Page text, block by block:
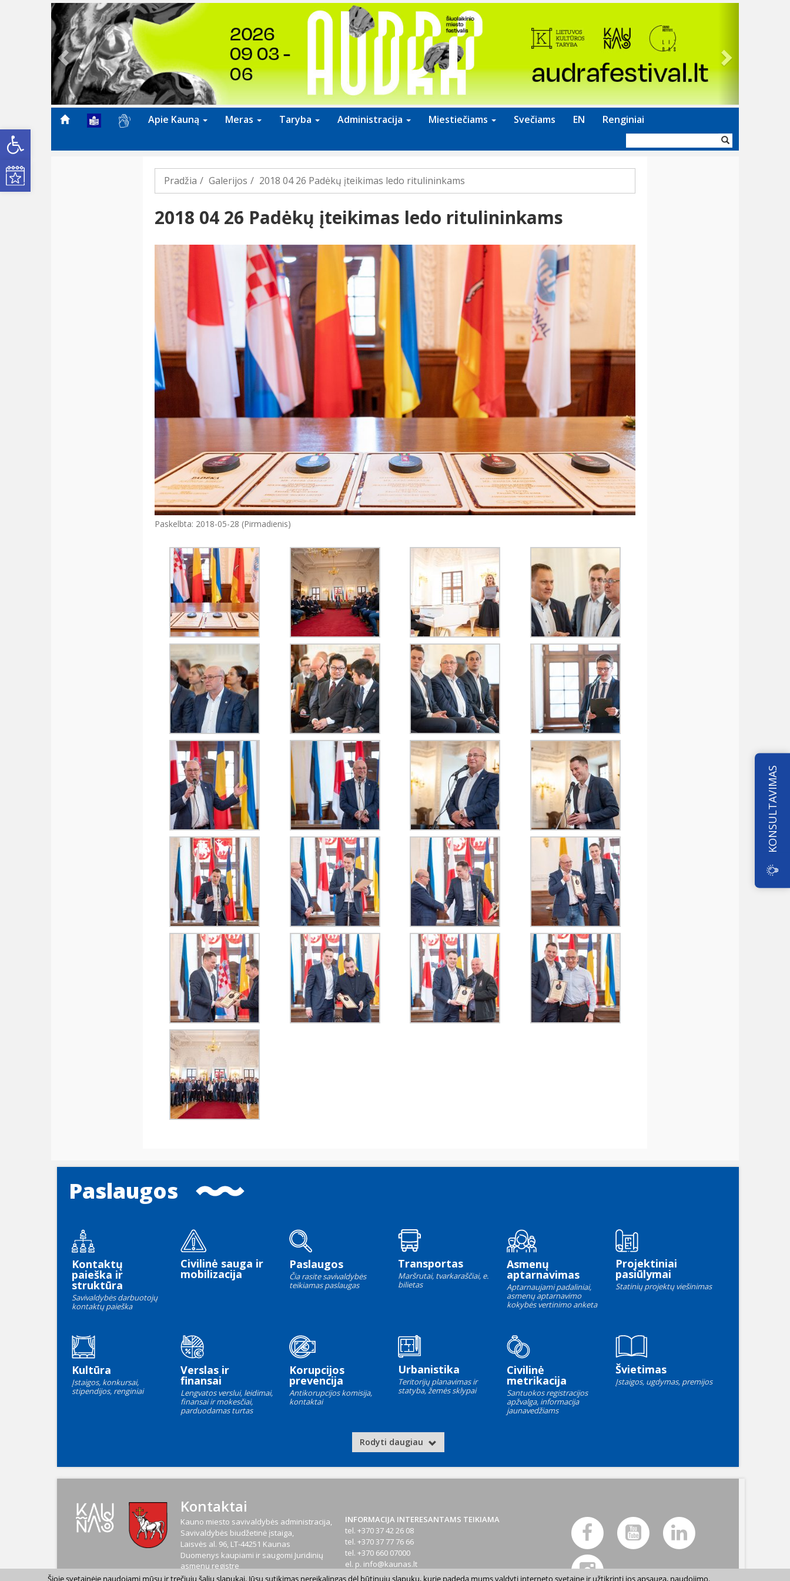
Open toolbar
Kultūros renginiai
Previous
Apie Kauną Meras Taryba Administracija Miestiečiams Svečiams EN Renginiai
forma
Pradžia Galerijos 2018 04 26 Padėkų įteikimas ledo ritulininkams
2018 04 26 Padėkų įteikimas ledo ritulininkams
Paskelbta: 2018-05-28 (Pirmadienis)
Paslaugos
Kontaktų
paieška ir
struktūra
Savivaldybės darbuotojų
kontaktų paieška
Civilinė sauga ir
mobilizacija
Paslaugos
Čia rasite savivaldybės
teikiamas paslaugas
Transportas
Maršrutai, tvarkaraščiai, e.
bilietas
Asmenų
aptarnavimas
Aptarnaujami padaliniai,
asmenų aptarnavimo
kokybės vertinimo anketa
Projektiniai
pasiūlymai
Statinių projektų viešinimas
Kultūra
Įstaigos, konkursai,
stipendijos, renginiai
Verslas ir
finansai
Lengvatos verslui, leidimai,
finansai ir mokesčiai,
parduodamas turtas
Korupcijos
prevencija
Antikorupcijos komisija,
kontaktai
Urbanistika
Teritorijų planavimas ir
statyba, žemės sklypai
Civilinė
metrikacija
Santuokos registracijos
apžvalga, informacija
jaunavedžiams
Švietimas
Įstaigos, ugdymas, premijos
Rodyti daugiau
Kontaktai
Kauno miesto savivaldybės administracija,
Savivaldybės biudžetinė įstaiga,
Laisvės al. 96, LT-44251 Kaunas
Duomenys kaupiami ir saugomi Juridinių
asmenų registre
Kodas188764867
INFORMACIJA INTERESANTAMS TEIKIAMA
tel. +370 37 42 26 08
tel. +370 37 77 76 66
tel. +370 660 07000
el. p. info@kaunas.lt
Šioje svetainėje naudojami mūsų ir trečiųjų šalių slapukai. Jūsų sutikimas nereikalingas dėl būtinųjų slapukų, kurie padeda mums valdyti interneto svetainę ir užtikrinti jos apsaugą, naudojimo.
KONSULTAVIMAS